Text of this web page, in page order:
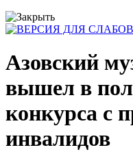
Азовский
вышел в
конкурса с
инвалидов